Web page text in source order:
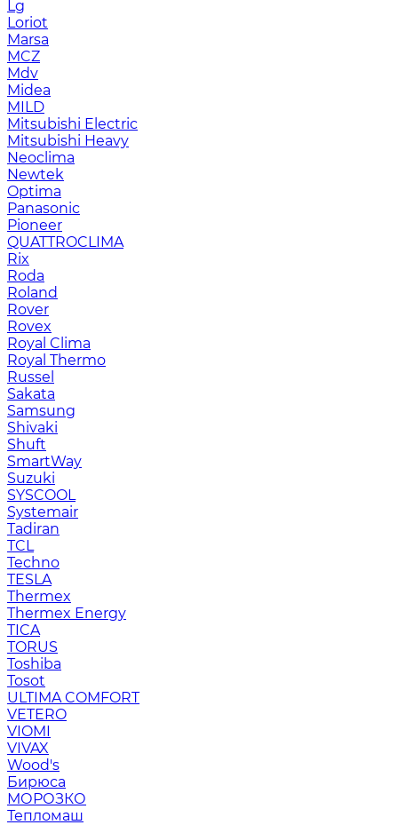
Lg
Loriot
Marsa
MCZ
Mdv
Midea
MILD
Mitsubishi Electric
Mitsubishi Heavy
Neoclima
Newtek
Optima
Panasonic
Pioneer
QUATTROCLIMA
Rix
Roda
Roland
Rover
Rovex
Royal Clima
Royal Thermo
Russel
Sakata
Samsung
Shivaki
Shuft
SmartWay
Suzuki
SYSCOOL
Systemair
Tadiran
TCL
Techno
TESLA
Thermex
Thermex Energy
TICA
TORUS
Toshiba
Tosot
ULTIMA COMFORT
VETERO
VIOMI
VIVAX
Wood's
Бирюса
МОРОЗКО
Тепломаш